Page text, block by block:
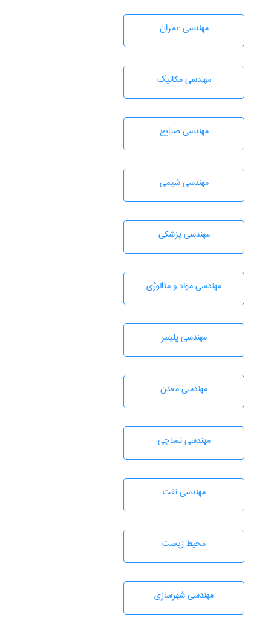
مهندسی عمران
مهندسی مکانیک
مهندسی صنايع
مهندسي شيمی
مهندسی پزشکی
مهندسی مواد و متالوژی
مهندسی پليمر
مهندسی معدن
مهندسي نساجی
مهندسی نفت
محيط زيست
مهندسی شهرسازی